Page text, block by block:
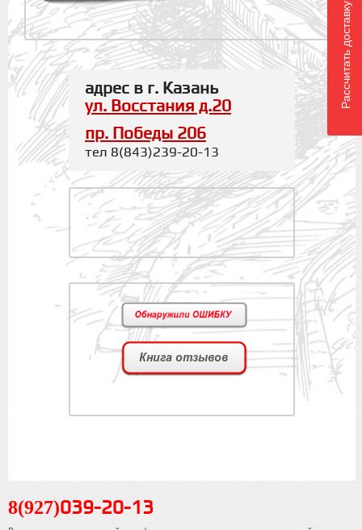
адрес в г. Казань
ул. Восстания д.20
пр. Победы 206
тел 8(843)239-20-13
.
8(927)039-20-13
Рассчитать доставку